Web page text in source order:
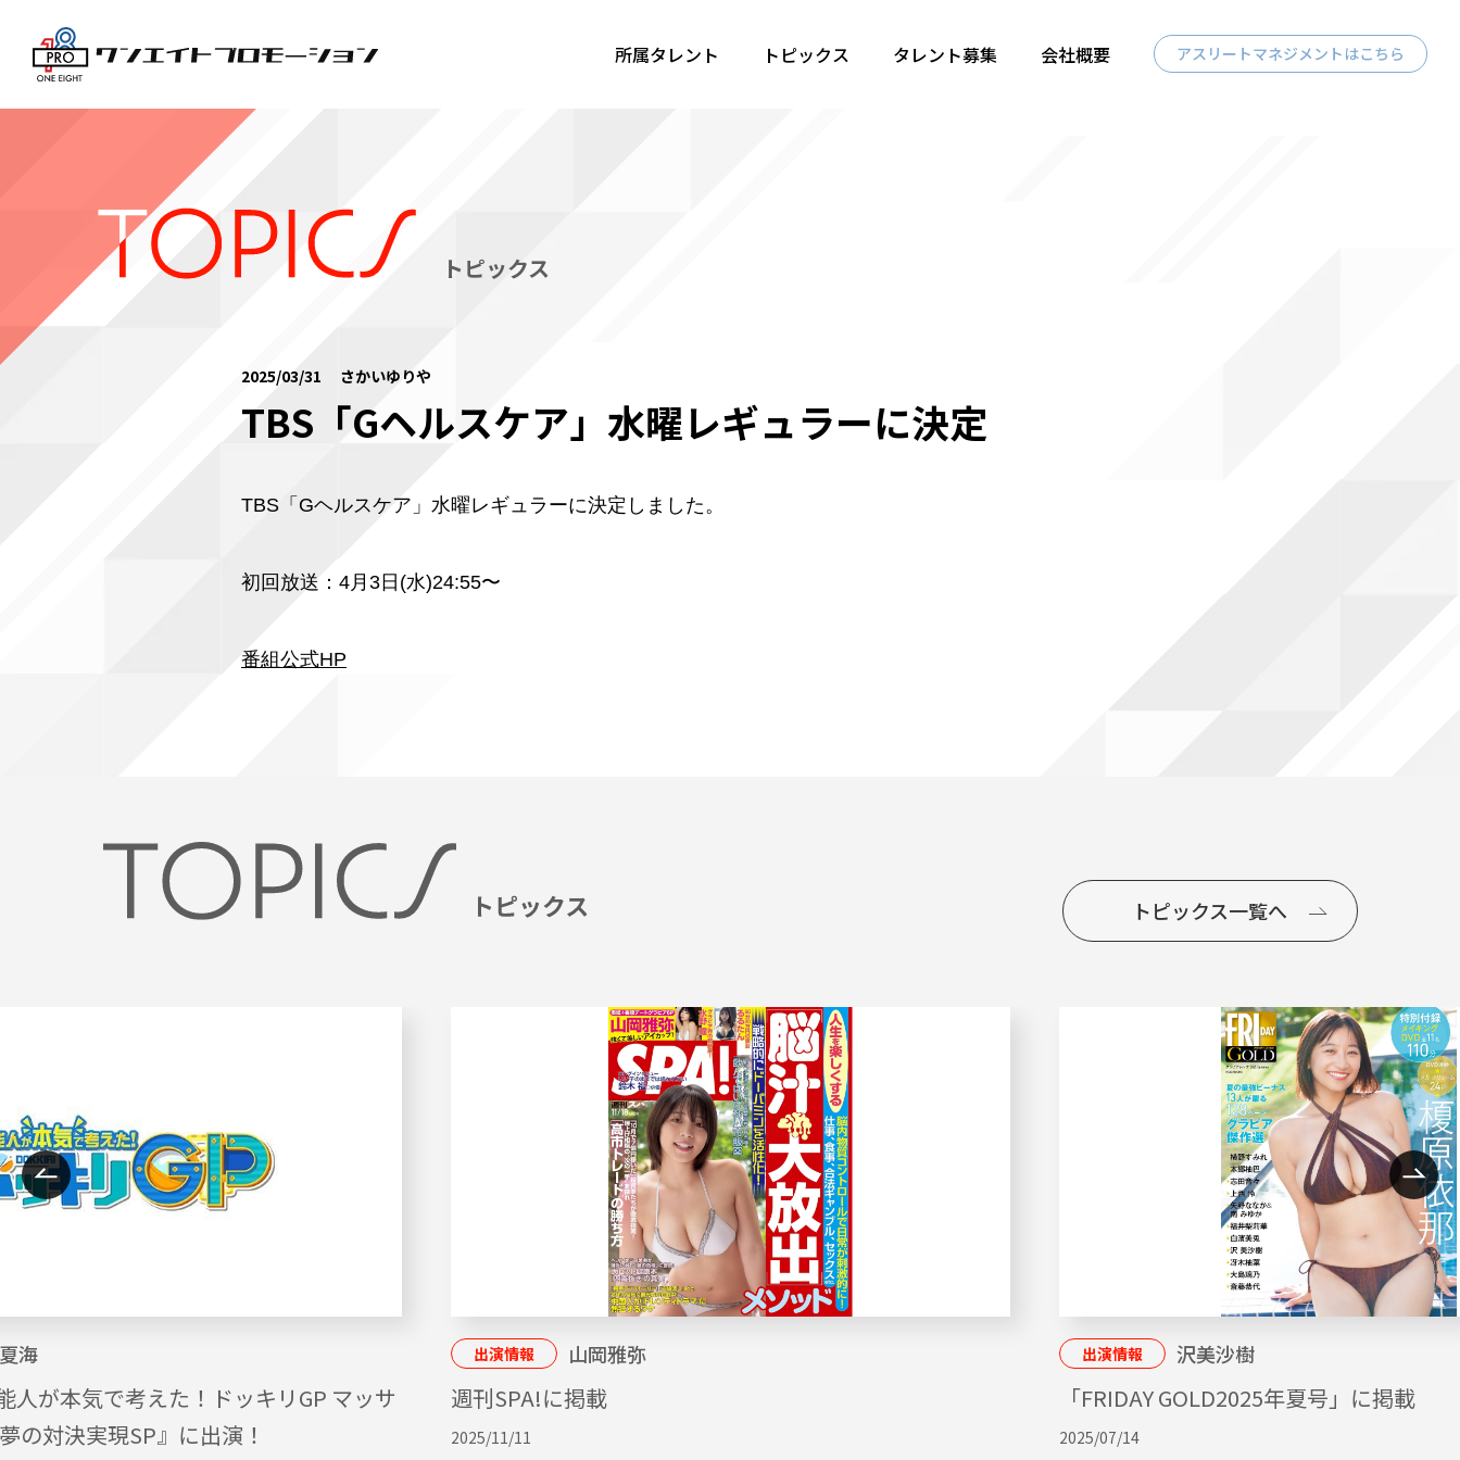
所属タレント トピックス タレント募集 会社概要 アスリートマネジメントはこちら
トピックス
2025/03/31 さかいゆりや
TBS「Gヘルスケア」水曜レギュラーに決定
TBS「Gヘルスケア」水曜レギュラーに決定しました。
初回放送：4月3日(水)24:55〜
番組公式HP
トピックス一覧へ
海
人が本気で考えた！ドッキリGP マッサ
の対決実現SP』に出演！
出演情報 山岡雅弥
週刊SPA!に掲載
2025/11/11
出演情報 沢美沙樹
「FRIDAY GOLD2025年夏号」に掲載
2025/07/14